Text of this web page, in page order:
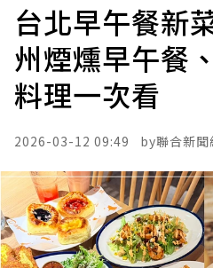
台北早午餐新
州煙燻早午餐
料理一次看
2026-03-12 09:49 聯合新聞